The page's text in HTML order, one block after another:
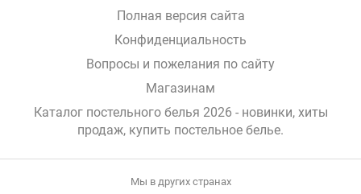
Полная версия сайта
Конфиденциальность
Вопросы и пожелания по сайту
Магазинам
Каталог постельного белья 2026 - новинки, хиты
продаж, купить постельное белье.
Мы в других странах